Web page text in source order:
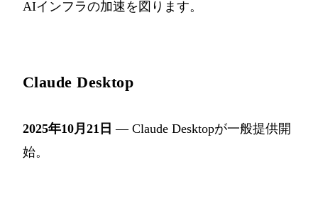
AIインフラの加速を図ります。
Claude Desktop
2025年10月21日 — Claude Desktopが一般提供開
始。